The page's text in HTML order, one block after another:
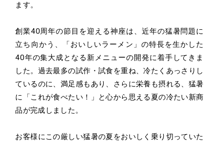
ます。
創業40周年の節目を迎える神座は、近年の猛暑問題に
立ち向かう、「おいしいラーメン」の特長を生かした
40年の集大成となる新メニューの開発に着手してきま
した。過去最多の試作・試食を重ね、冷たくあっさりし
ているのに、満足感もあり、さらに栄養も摂れる、猛暑
に「これが食べたい！」と心から思える夏の冷たい新商
品が完成しました。
お客様にこの厳しい猛暑の夏をおいしく乗り切っていた